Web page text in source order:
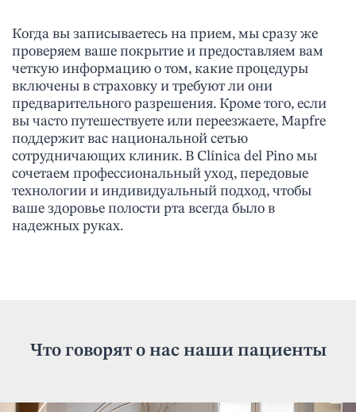
Когда вы записываетесь на прием, мы сразу же
проверяем ваше покрытие и предоставляем вам
четкую информацию о том, какие процедуры
включены в страховку и требуют ли они
предварительного разрешения. Кроме того, если
вы часто путешествуете или переезжаете, Mapfre
поддержит вас национальной сетью
сотрудничающих клиник. В Clínica del Pino мы
сочетаем профессиональный уход, передовые
технологии и индивидуальный подход, чтобы
ваше здоровье полости рта всегда было в
надежных руках.
Что говорят о нас наши пациенты